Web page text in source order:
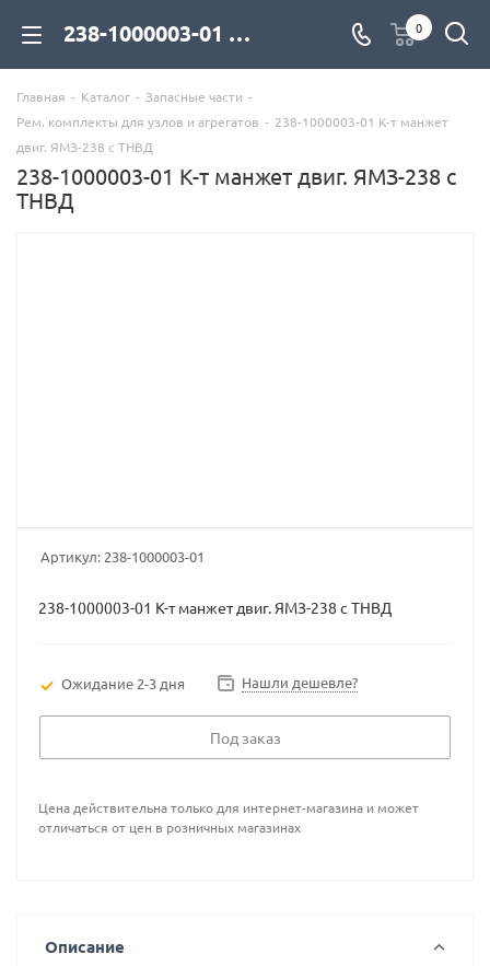
238-1000003-01 К-т манжет двиг. ЯМЗ-238 с ТНВД для дизельных двигателей купить со склада с доставкой по цене официального дилера - компания Дизель Экспорт 0
Главная - Каталог - Запасные части -
Рем. комплекты для узлов и агрегатов - 238-1000003-01 К-т манжет
двиг. ЯМЗ-238 с ТНВД
238-1000003-01 К-т манжет двиг. ЯМЗ-238 с
ТНВД
Артикул: 238-1000003-01
238-1000003-01 К-т манжет двиг. ЯМЗ-238 с ТНВД
Ожидание 2-3 дня Нашли дешевле?
Под заказ
Цена действительна только для интернет-магазина и может
отличаться от цен в розничных магазинах
Описание